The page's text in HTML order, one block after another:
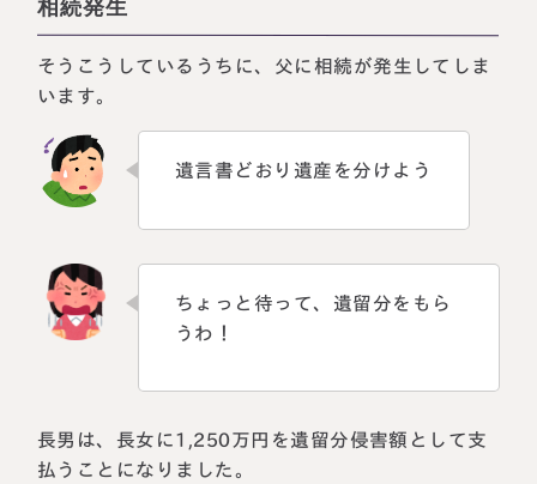
相続発生
そうこうしているうちに、父に相続が発生してしま
います。
遺言書どおり遺産を分けよう
ちょっと待って、遺留分をもら
うわ！
長男は、長女に1,250万円を遺留分侵害額として支
払うことになりました。